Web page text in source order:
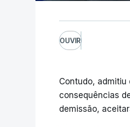
OUVIR
Contudo,
consequências
demissão,